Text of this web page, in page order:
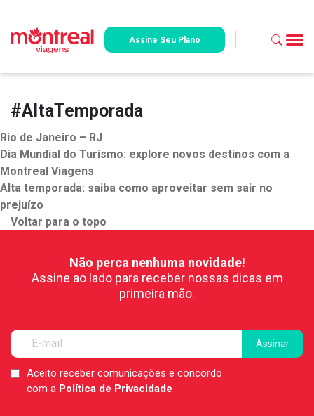
Assine Seu Plano
#AltaTemporada
Rio de Janeiro – RJ
Dia Mundial do Turismo: explore novos destinos com a
Montreal Viagens
Alta temporada: saiba como aproveitar sem sair no
prejuízo
Voltar para o topo
Não perca nenhuma novidade!
Assine ao lado para receber nossas dicas em
primeira mão.
LGPDAceito receber comunicações e concordo
com a Política de Privacidade